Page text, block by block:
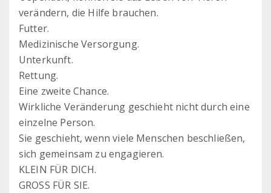
verändern, die Hilfe brauchen.
Futter.
Medizinische Versorgung.
Unterkunft.
Rettung.
Eine zweite Chance.
Wirkliche Veränderung geschieht nicht durch eine
einzelne Person.
Sie geschieht, wenn viele Menschen beschließen,
sich gemeinsam zu engagieren.
KLEIN FÜR DICH.
GROSS FÜR SIE.